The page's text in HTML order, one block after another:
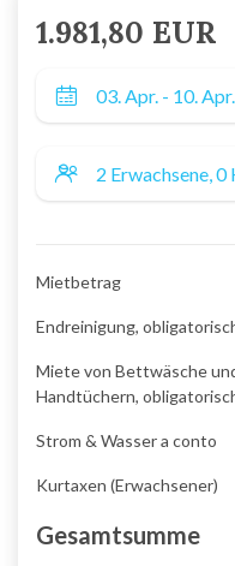
1.981,80 EUR
Mietbetrag
Endreinigung,
Miete von Bettwäsche
Handtüchern,
Strom & Wasser a conto
Kurtaxen (Erwachsener)
Gesamtsumme